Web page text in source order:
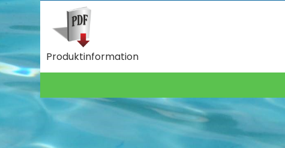
Produktinformation